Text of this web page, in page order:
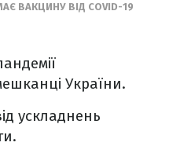
ВАКЦИНУ ВІД COVID-19
України.
ускладнень